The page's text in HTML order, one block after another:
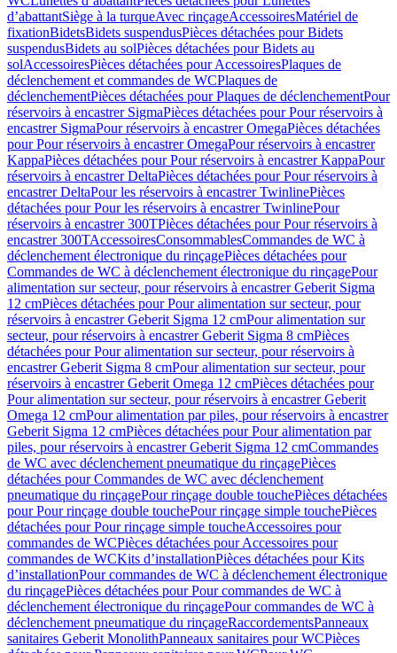
d’abattantSiège à la turqueAvec rinçageAccessoiresMatériel de
fixationBidetsBidets suspendusPièces détachées pour Bidets
suspendusBidets au solPièces détachées pour Bidets au
solAccessoiresPièces détachées pour AccessoiresPlaques de
déclenchement et commandes de WCPlaques de
déclenchementPièces détachées pour Plaques de déclenchementPour
réservoirs à encastrer SigmaPièces détachées pour Pour réservoirs à
encastrer SigmaPour réservoirs à encastrer OmegaPièces détachées
pour Pour réservoirs à encastrer OmegaPour réservoirs à encastrer
KappaPièces détachées pour Pour réservoirs à encastrer KappaPour
réservoirs à encastrer DeltaPièces détachées pour Pour réservoirs à
encastrer DeltaPour les réservoirs à encastrer TwinlinePièces
détachées pour Pour les réservoirs à encastrer TwinlinePour
réservoirs à encastrer 300TPièces détachées pour Pour réservoirs à
encastrer 300TAccessoiresConsommablesCommandes de WC à
déclenchement électronique du rinçagePièces détachées pour
Commandes de WC à déclenchement électronique du rinçagePour
alimentation sur secteur, pour réservoirs à encastrer Geberit Sigma
12 cmPièces détachées pour Pour alimentation sur secteur, pour
réservoirs à encastrer Geberit Sigma 12 cmPour alimentation sur
secteur, pour réservoirs à encastrer Geberit Sigma 8 cmPièces
détachées pour Pour alimentation sur secteur, pour réservoirs à
encastrer Geberit Sigma 8 cmPour alimentation sur secteur, pour
réservoirs à encastrer Geberit Omega 12 cmPièces détachées pour
Pour alimentation sur secteur, pour réservoirs à encastrer Geberit
Omega 12 cmPour alimentation par piles, pour réservoirs à encastrer
Geberit Sigma 12 cmPièces détachées pour Pour alimentation par
piles, pour réservoirs à encastrer Geberit Sigma 12 cmCommandes
de WC avec déclenchement pneumatique du rinçagePièces
détachées pour Commandes de WC avec déclenchement
pneumatique du rinçagePour rinçage double touchePièces détachées
pour Pour rinçage double touchePour rinçage simple touchePièces
détachées pour Pour rinçage simple toucheAccessoires pour
commandes de WCPièces détachées pour Accessoires pour
commandes de WCKits d’installationPièces détachées pour Kits
d’installationPour commandes de WC à déclenchement électronique
du rinçagePièces détachées pour Pour commandes de WC à
déclenchement électronique du rinçagePour commandes de WC à
déclenchement pneumatique du rinçageRaccordementsPanneaux
sanitaires Geberit MonolithPanneaux sanitaires pour WCPièces